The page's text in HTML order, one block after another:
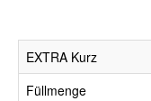
EXTRA Kurz
Füllmenge